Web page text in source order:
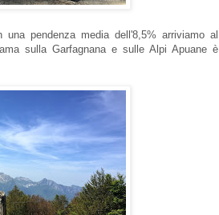
pendenza media dell'8,5% arriviamo al
sulla Garfagnana e sulle Alpi Apuane è